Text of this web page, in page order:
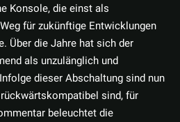
Konsole, die einst als
für zukünftige Entwicklungen
Über die Jahre hat sich der
als unzulänglich und
dieser Abschaltung sind nun
sind, für
beleuchtet die